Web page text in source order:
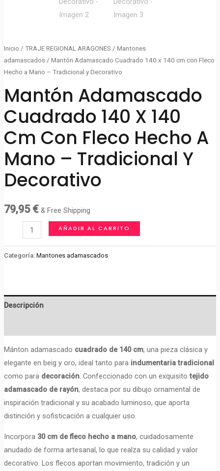
Inicio / TRAJE REGIONAL ARAGONES / Mantones
adamascados/ Mantón Adamascado Cuadrado 140 x 140 cm con Fleco
Hecho a Mano – Tradicional y Decorativo
Mantón Adamascado
Cuadrado 140 X 140
Cm Con Fleco Hecho A
Mano – Tradicional Y
Decorativo
79,95 € & Free Shipping
Adamascado
Cuadrado
140
cm
Hecho
a
Mano
–
Tradicional
y
cantidad
AÑADIR AL CARRITO
Categoría: Mantones adamascados
Descripción
Mánton adamascado cuadrado de 140 cm, una pieza clásica y
elegante en beig y oro, ideal tanto para indumentaria tradicional
como para decoración. Confeccionado con un exquisitotejido
adamascado de rayón, destaca por su dibujo ornamental de
inspiración tradicional y su acabado luminoso, que aporta
distinción y sofisticación a cualquier uso.
Incorpora 30 cm de fleco hecho a mano, cuidadosamente
anudado de forma artesanal, lo que realza su calidad y valor
decorativo. Los flecos aportan movimiento, tradición y un